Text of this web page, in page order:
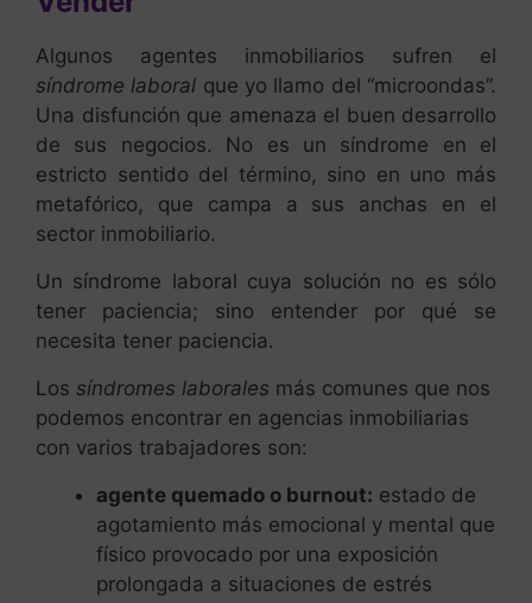
Algunos agentes inmobiliarios sufren el
síndrome laboral que yo llamo del “microondas”.
Una disfunción que amenaza el buen desarrollo
de sus negocios. No es un síndrome en el
estricto sentido del término, sino en uno más
metafórico, que campa a sus anchas en el
sector inmobiliario.
Un síndrome laboral cuya solución no es sólo
tener paciencia; sino entender por qué se
necesita tener paciencia.
Los síndromes laborales más comunes que nos
podemos encontrar en agencias inmobiliarias
con varios trabajadores son:
agente quemado o burnout: estado de
agotamiento más emocional y mental que
físico provocado por una exposición
prolongada a situaciones de estrés